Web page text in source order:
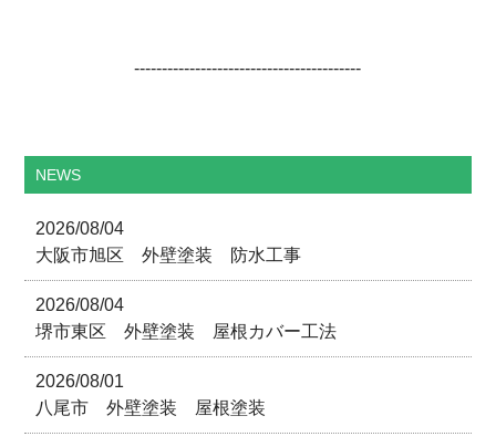
-----------------------------------------
NEWS
2026/08/04
大阪市旭区 外壁塗装 防水工事
2026/08/04
堺市東区 外壁塗装 屋根カバー工法
2026/08/01
八尾市 外壁塗装 屋根塗装